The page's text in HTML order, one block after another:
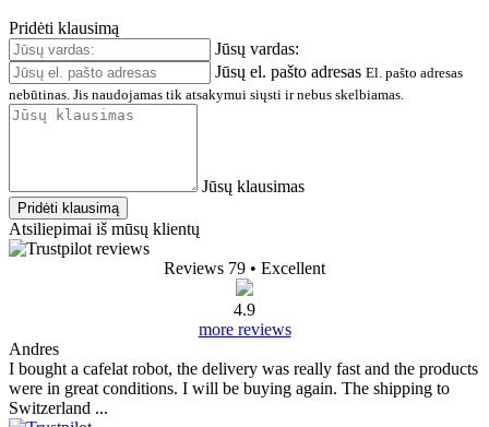
Pridėti klausimą
Jūsų vardas:
Jūsų el. pašto adresas El. pašto adresas
nebūtinas. Jis naudojamas tik atsakymui siųsti ir nebus skelbiamas.
Jūsų klausimas
Pridėti klausimą
Atsiliepimai iš mūsų klientų
Reviews 79 • Excellent
4.9
more reviews
Andres
I bought a cafelat robot, the delivery was really fast and the products
were in great conditions. I will be buying again. The shipping to
Switzerland ...